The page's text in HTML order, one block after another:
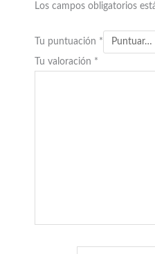
Los campos obligatorios
Tu puntuación *
Tu valoración *